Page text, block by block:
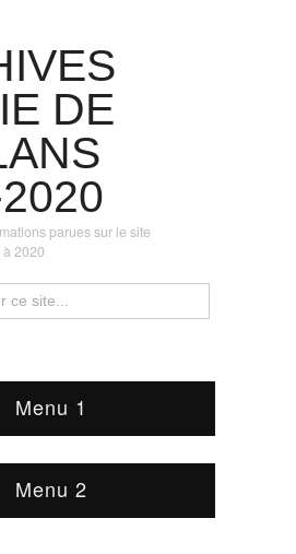
DE
parues sur le site
2020
Menu 1
Menu 2